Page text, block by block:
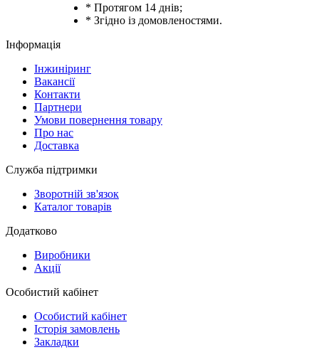
* Протягом 14 днів;
* Згідно із домовленостями.
Інформація
Інжиніринг
Вакансії
Контакти
Партнери
Умови повернення товару
Про нас
Доставка
Служба підтримки
Зворотній зв'язок
Каталог товарів
Додатково
Виробники
Акції
Особистий кабінет
Особистий кабінет
Історія замовлень
Закладки